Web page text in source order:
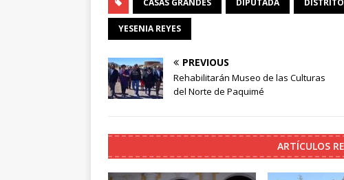
CASAS GRANDES DIPUTADA
YESENIA REYES
PREVIOUS
Rehabilitarán Museo de las Culturas
del Norte de Paquimé
ARTÍCULOS